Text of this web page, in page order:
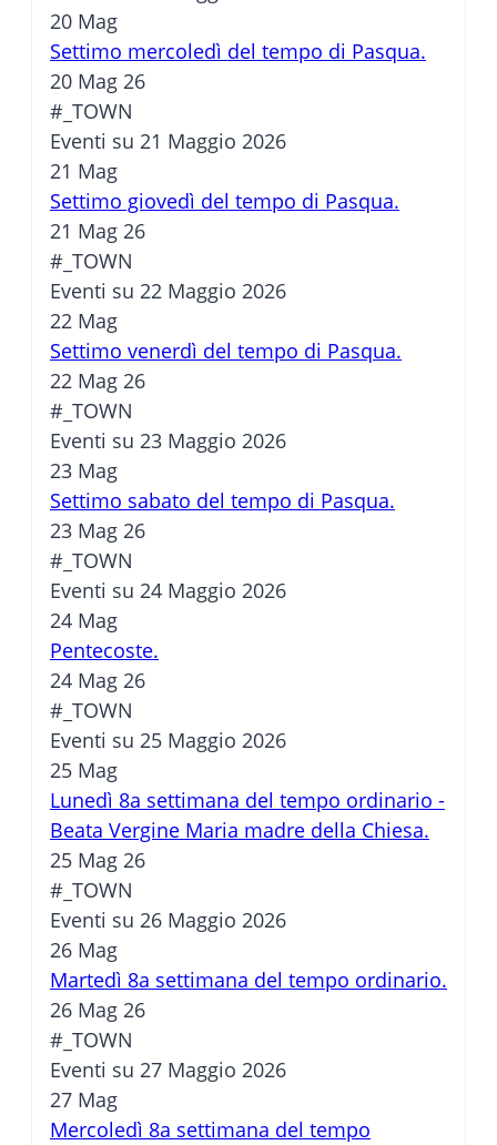
20 Mag
Settimo mercoledì del tempo di Pasqua.
20 Mag 26
#_TOWN
Eventi su 21 Maggio 2026
21 Mag
Settimo giovedì del tempo di Pasqua.
21 Mag 26
#_TOWN
Eventi su 22 Maggio 2026
22 Mag
Settimo venerdì del tempo di Pasqua.
22 Mag 26
#_TOWN
Eventi su 23 Maggio 2026
23 Mag
Settimo sabato del tempo di Pasqua.
23 Mag 26
#_TOWN
Eventi su 24 Maggio 2026
24 Mag
Pentecoste.
24 Mag 26
#_TOWN
Eventi su 25 Maggio 2026
25 Mag
Lunedì 8a settimana del tempo ordinario -
Beata Vergine Maria madre della Chiesa.
25 Mag 26
#_TOWN
Eventi su 26 Maggio 2026
26 Mag
Martedì 8a settimana del tempo ordinario.
26 Mag 26
#_TOWN
Eventi su 27 Maggio 2026
27 Mag
Mercoledì 8a settimana del tempo